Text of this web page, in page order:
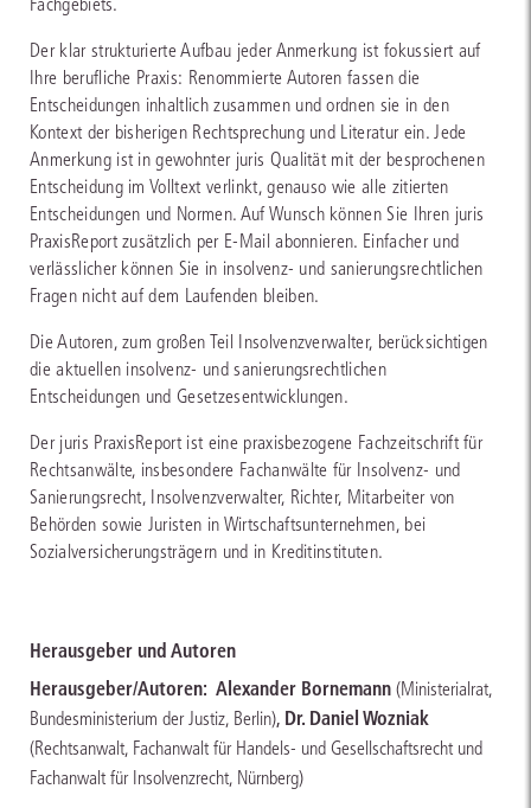
Der klar strukturierte Aufbau jeder Anmerkung ist fokussiert auf
Ihre berufliche Praxis: Renommierte Autoren fassen die
Entscheidungen inhaltlich zusammen und ordnen sie in den
Kontext der bisherigen Rechtsprechung und Literatur ein. Jede
Anmerkung ist in gewohnter juris Qualität mit der besprochenen
Entscheidung im Volltext verlinkt, genauso wie alle zitierten
Entscheidungen und Normen. Auf Wunsch können Sie Ihren juris
PraxisReport zusätzlich per E-Mail abonnieren. Einfacher und
verlässlicher können Sie in insolvenz- und sanierungsrechtlichen
Fragen nicht auf dem Laufenden bleiben.
Die Autoren, zum großen Teil Insolvenzverwalter, berücksichtigen
die aktuellen insolvenz- und sanierungsrechtlichen
Entscheidungen und Gesetzesentwicklungen.
Der juris PraxisReport ist eine praxisbezogene Fachzeitschrift für
Rechtsanwälte, insbesondere Fachanwälte für Insolvenz- und
Sanierungsrecht, Insolvenzverwalter, Richter, Mitarbeiter von
Behörden sowie Juristen in Wirtschaftsunternehmen, bei
Sozialversicherungsträgern und in Kreditinstituten.
Herausgeber und Autoren
Herausgeber/Autoren: Alexander Bornemann (Ministerialrat,
Bundesministerium der Justiz, Berlin), Dr. Daniel Wozniak
(Rechtsanwalt, Fachanwalt für Handels- und Gesellschaftsrecht und
Fachanwalt für Insolvenzrecht, Nürnberg)